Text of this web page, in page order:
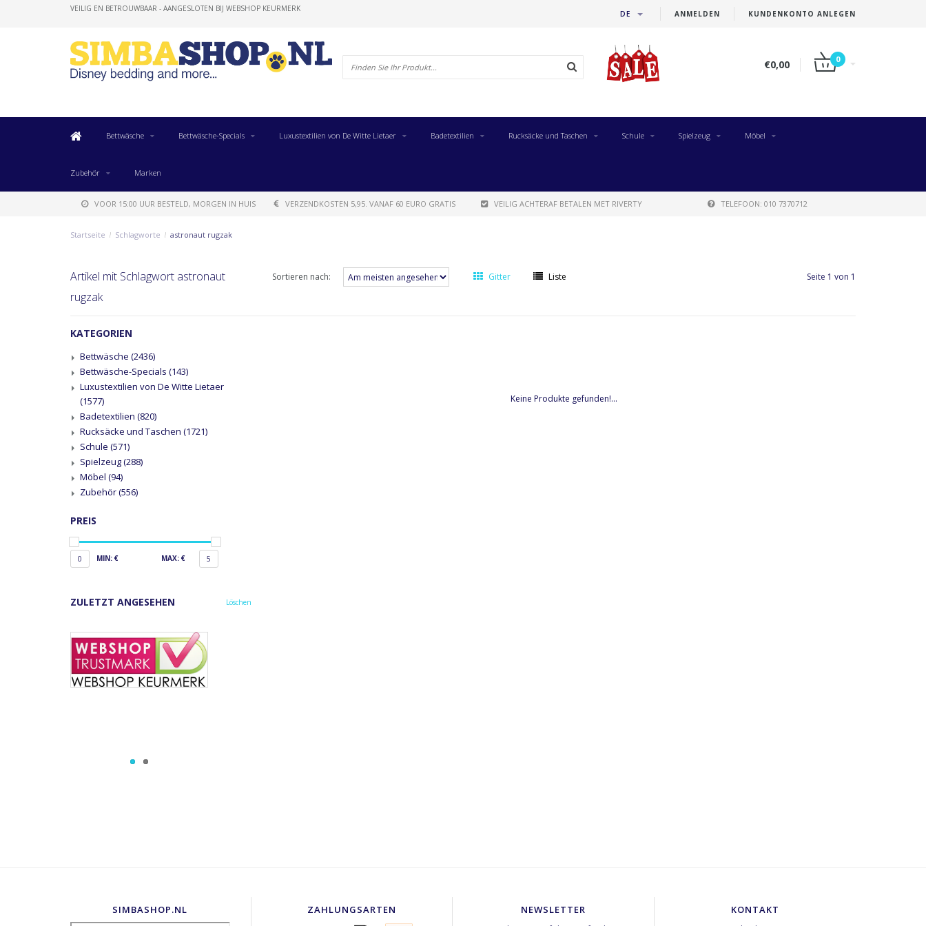
ANMELDEN KUNDENKONTO ANLEGEN
DE
VEILIG EN BETROUWBAAR - AANGESLOTEN BIJ WEBSHOP KEURMERK
€0,00 0
Bettwäsche Bettwäsche-Specials Luxustextilien von De Witte Lietaer Badetextilien Rucksäcke und Taschen Schule Spielzeug Möbel
Zubehör Marken
VOOR 15:00 UUR BESTELD, MORGEN IN HUIS VERZENDKOSTEN 5,95. VANAF 60 EURO GRATIS VEILIG ACHTERAF BETALEN MET RIVERTY TELEFOON: 010 7370712
Startseite / Schlagworte / astronaut rugzak
Artikel mit Schlagwort astronaut
rugzak
Sortieren nach: Gitter Liste Seite 1 von 1
KATEGORIEN
Bettwäsche (2436)
Bettwäsche-Specials (143)
Luxustextilien von De Witte Lietaer
(1577)
Badetextilien (820)
Rucksäcke und Taschen (1721)
Schule (571)
Spielzeug(288)
Möbel (94)
Zubehör(556)
PREIS
0 MIN: € MAX: € 5
ZULETZT ANGESEHEN Löschen
Keine Produkte gefunden!...
SIMBASHOP.NL ZAHLUNGSARTEN NEWSLETTER KONTAKT